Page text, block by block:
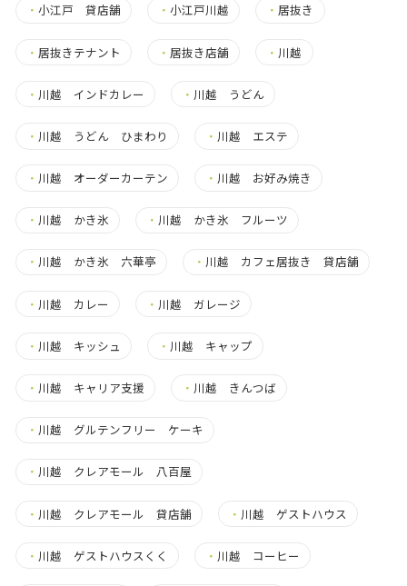
・ 小江戸 貸店舗 ・小江戸川越 ・居抜き
・ 居抜きテナント ・ 居抜き店舗 ・ 川越
・ 川越 インドカレー ・ 川越 うどん
・ 川越 うどん ひまわり ・ 川越 エステ
・ 川越 オーダーカーテン ・ 川越 お好み焼き
・ 川越 かき氷 ・ 川越 かき氷 フルーツ
・ 川越 かき氷 六華亭 ・ 川越 カフェ居抜き 貸店舗
・ 川越 カレー ・ 川越 ガレージ
・ 川越 キッシュ ・ 川越 キャップ
・ 川越 キャリア支援 ・ 川越 きんつば
・ 川越 グルテンフリー ケーキ
・ 川越 クレアモール 八百屋
・ 川越 クレアモール 貸店舗 ・ 川越 ゲストハウス
・ 川越 ゲストハウスくく ・ 川越 コーヒー